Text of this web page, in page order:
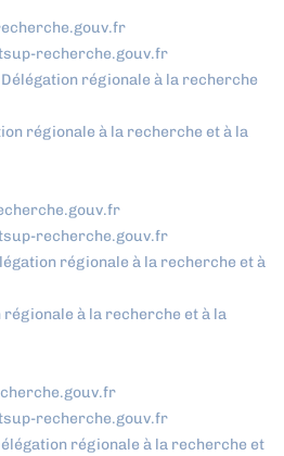
recherche.gouv.fr
régionale à la recherche et à la
recherche.gouv.fr
régionale à la recherche et à la
recherche.gouv.fr